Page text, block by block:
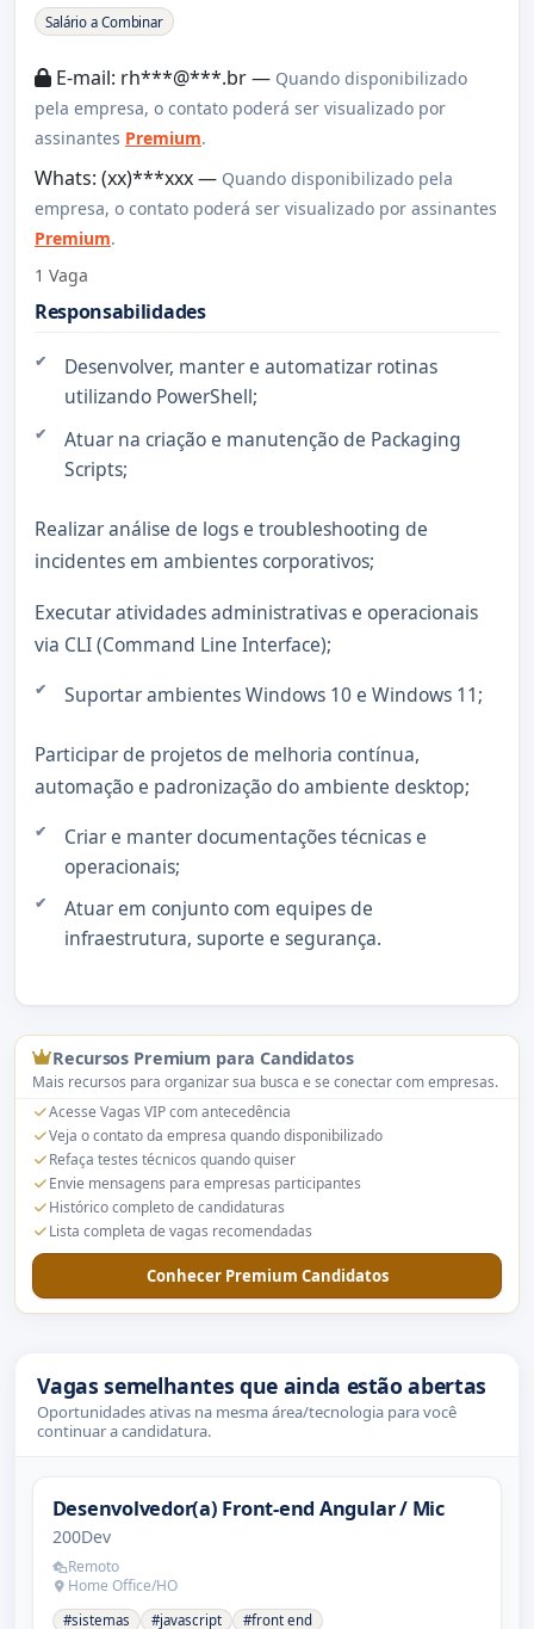
Sobre a Vaga
Salário a Combinar
E-mail: rh***@***.br — Quando disponibilizado
pela empresa, o contato poderá ser visualizado por
assinantes Premium.
Whats: (xx)***xxx — Quando disponibilizado pela
empresa, o contato poderá ser visualizado por assinantes
Premium.
1 Vaga
Responsabilidades
Desenvolver, manter e automatizar rotinas
utilizando PowerShell;
Atuar na criação e manutenção de Packaging
Scripts;
Realizar análise de logs e troubleshooting de
incidentes em ambientes corporativos;
Executar atividades administrativas e operacionais
via CLI (Command Line Interface);
Suportar ambientes Windows 10 e Windows 11;
Participar de projetos de melhoria contínua,
automação e padronização do ambiente desktop;
Criar e manter documentações técnicas e
operacionais;
Atuar em conjunto com equipes de
infraestrutura, suporte e segurança.
Recursos Premium para Candidatos
Mais recursos para organizar sua busca e se conectar com empresas.
Acesse Vagas VIP com antecedência
Veja o contato da empresa quando disponibilizado
Refaça testes técnicos quando quiser
Envie mensagens para empresas participantes
Histórico completo de candidaturas
Lista completa de vagas recomendadas
Conhecer Premium Candidatos
Vagas semelhantes que ainda estão abertas
Oportunidades ativas na mesma área/tecnologia para você
continuar a candidatura.
Desenvolvedor(a) Front-end Angular / Mic
200Dev
Remoto
Home Office/HO
#sistemas #javascript #front end